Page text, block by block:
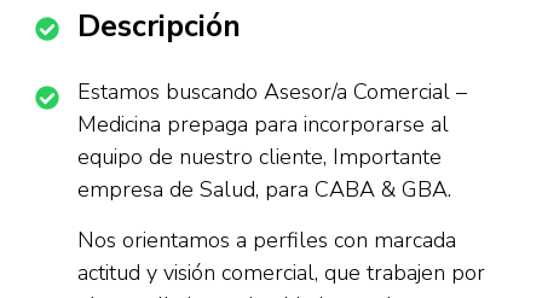
Descripción
Estamos buscando Asesor/a Comercial –
Medicina prepaga para incorporarse al
equipo de nuestro cliente, Importante
empresa de Salud, para CABA & GBA.
Nos orientamos a perfiles con marcada
actitud y visión comercial, que trabajen por